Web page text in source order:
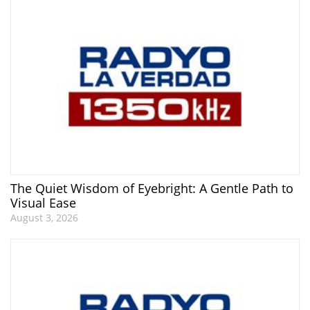
The Quiet Wisdom of Eyebright: A Gentle Path to
Visual Ease
August 3, 2026